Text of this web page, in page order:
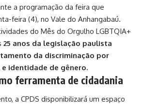
a programação da feira que
feira (4), no Vale do Anhangabaú.
do Mês do Orgulho LGBTQIA+
25 anos da legislação paulista
da discriminação por
identidade de gênero.
ferramenta de cidadania
a CPDS disponibilizará um espaço